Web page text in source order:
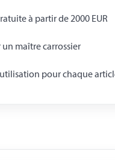
à partir de 2000 EUR
un maître carrossier
pour chaque